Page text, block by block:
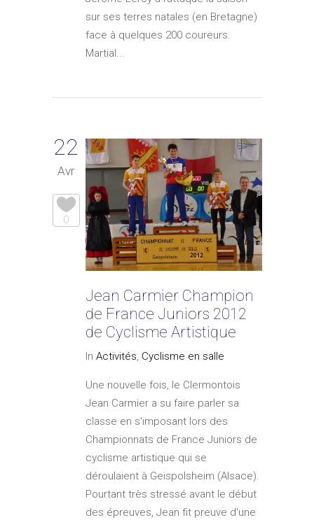
sur ses terres natales (en Bretagne)
face à quelques 200 coureurs.
Martial...
22
Avr
0
Jean Carmier Champion
de France Juniors 2012
de Cyclisme Artistique
In Activités, Cyclisme en salle
Une nouvelle fois, le Clermontois
Jean Carmier a su faire parler sa
classe en s'imposant lors des
Championnats de France Juniors de
cyclisme artistique qui se
déroulaient à Geispolsheim (Alsace).
Pourtant très stressé avant le début
des épreuves, Jean fit preuve d'une